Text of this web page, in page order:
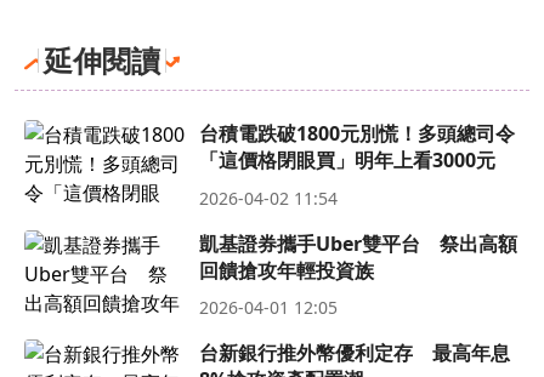
延伸閱讀
台積電跌破1800元別慌！多頭總司令
「這價格閉眼買」明年上看3000元
2026-04-02 11:54
凱基證券攜手Uber雙平台 祭出高額
回饋搶攻年輕投資族
2026-04-01 12:05
台新銀行推外幣優利定存 最高年息